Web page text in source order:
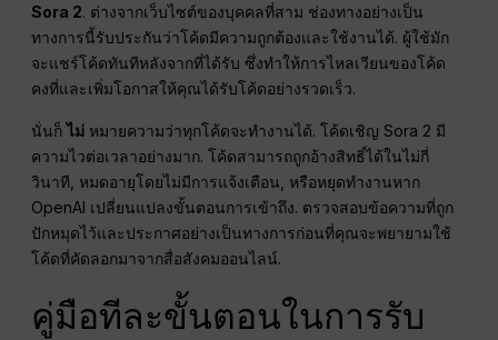
Sora 2. ต่างจากเว็บไซต์ของบุคคลที่สาม ช่องทางอย่างเป็น
ทางการนี้รับประกันว่าโค้ดมีความถูกต้องและใช้งานได้. ผู้ใช้มัก
จะแชร์โค้ดทันทีหลังจากที่ได้รับ ซึ่งทำให้การไหลเวียนของโค้ด
คงที่และเพิ่มโอกาสให้คุณได้รับโค้ดอย่างรวดเร็ว.
นั่นก็ไม่ หมายความว่าทุกโค้ดจะทำงานได้. โค้ดเชิญ Sora 2 มี
ความไวต่อเวลาอย่างมาก. โค้ดสามารถถูกอ้างสิทธิ์ได้ในไม่กี่
วินาที, หมดอายุโดยไม่มีการแจ้งเตือน, หรือหยุดทำงานหาก
OpenAI เปลี่ยนแปลงขั้นตอนการเข้าถึง. ตรวจสอบข้อความที่ถูก
ปักหมุดไว้และประกาศอย่างเป็นทางการก่อนที่คุณจะพยายามใช้
โค้ดที่คัดลอกมาจากสื่อสังคมออนไลน์.
คู่มือทีละขั้นตอนในการรับ